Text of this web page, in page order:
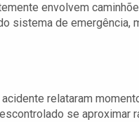
envolvem
sistema de emergência,
relataram
se aproximar